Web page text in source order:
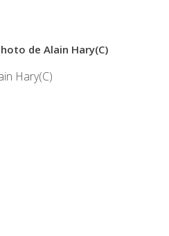
de Alain Hary(C)